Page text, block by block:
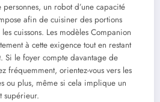
un robot d’une capacité
afin de cuisiner des portions
cuissons. Les modèles Companion
à cette exigence tout en restant
Si le foyer compte davantage de
fréquemment, orientez-vous vers les
ou plus, même si cela implique un
supérieur.